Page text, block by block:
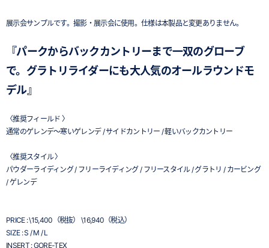
展示会サンプルです。撮影・展示会に使用。仕様は本製品と変更ありません。
『パークからバックカントリーまで一双のグローブ
で。グラトリライダーにも大人気のオールラウンドモ
デル』
〈推奨フィールド 〉
通常のゲレンデ～寒いゲレンデ / サイドカントリー / 軽いバックカントリー
〈推奨スタイル 〉
パウダーライディング / フリーライディング / フリースタイル / グラトリ / カービング
/ ゲレンデ
PRICE : \15,400（税抜） \16,940（税込）
SIZE : S / M / L
INSERT : GORE-TEX